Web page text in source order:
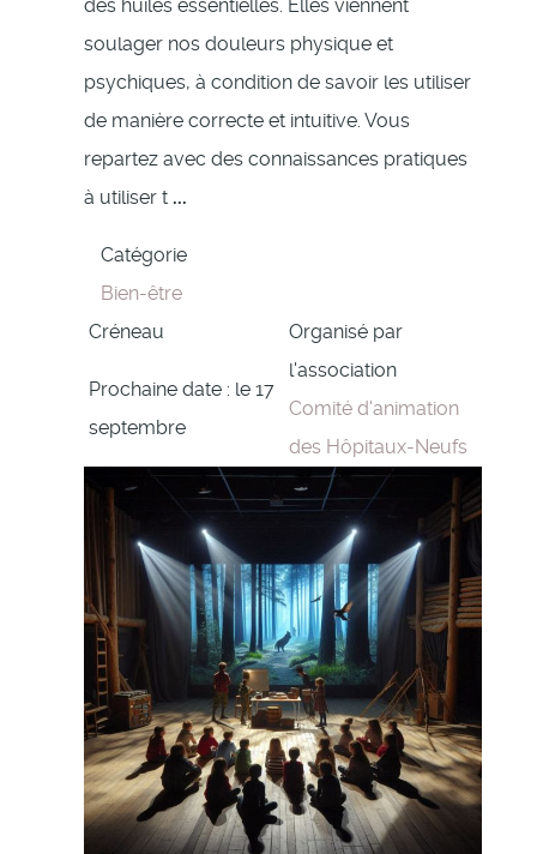
des huiles essentielles. Elles viennent
soulager nos douleurs physique et
psychiques, à condition de savoir les utiliser
de manière correcte et intuitive. Vous
repartez avec des connaissances pratiques
à utiliser t ...
Catégorie
Bien-être
Créneau
Prochaine date : le 17
septembre
Organisé par
l'association
Comité d'animation
des Hôpitaux-Neufs